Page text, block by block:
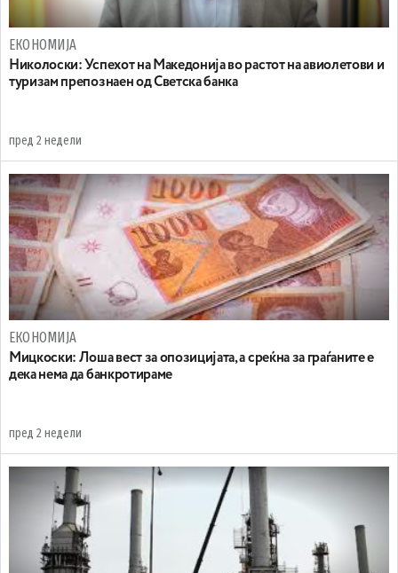
ЕКОНОМИЈА
Николоски: Успехот на Македонија во растот на авиолетови и
туризам препознаен од Светска банка
пред 2 недели
ЕКОНОМИЈА
Мицкоски: Лоша вест за опозицијата, а среќна за граѓаните е
дека нема да банкротираме
пред 2 недели